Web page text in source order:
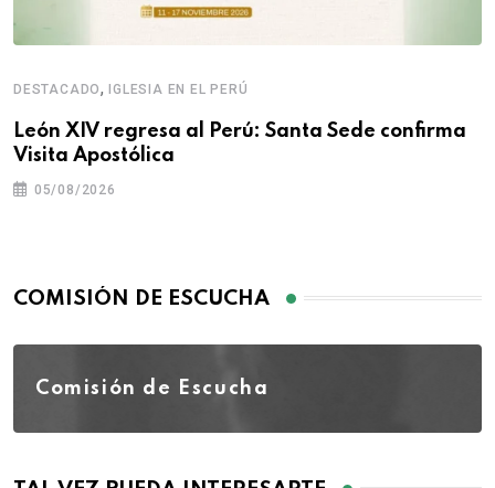
DESTACADO,IGLESIA EN EL PERÚ
León XIV regresa al Perú: Santa Sede confirma
Visita Apostólica
05/08/2026
COMISIÓN DE ESCUCHA
Comisión de Escucha